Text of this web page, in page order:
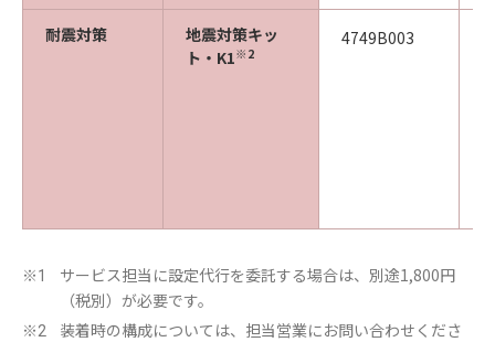
耐震対策
地震対策キッ
ト・K1※2
4749B003
※1
サービス担当に設定代行を委託する場合は、別途1,800円
（税別）が必要です。
※2
装着時の構成については、担当営業にお問い合わせくださ